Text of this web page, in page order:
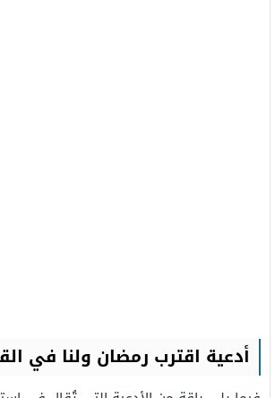
أدعية اقترب رمضان ولنا في